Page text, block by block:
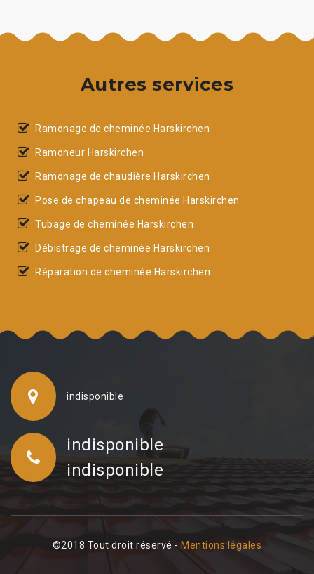
Autres services
Ramonage de cheminée Harskirchen
Ramoneur Harskirchen
Ramonage de chaudière Harskirchen
Pose de chapeau de cheminée Harskirchen
Tubage de cheminée Harskirchen
Débistrage de cheminée Harskirchen
Réparation de cheminée Harskirchen
indisponible
indisponible
indisponible
©2018 Tout droit réservé - Mentions légales